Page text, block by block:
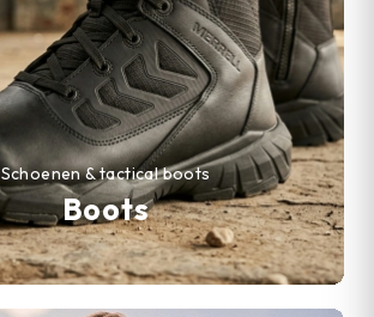
Boots
Schoenen & tactical boots